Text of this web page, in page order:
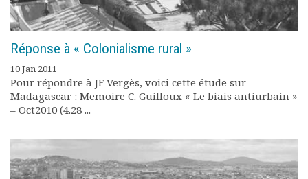
Réponse à « Colonialisme rural »
10 Jan 2011
Pour répondre à JF Vergès, voici cette étude sur
Madagascar : Memoire C. Guilloux « Le biais antiurbain »
– Oct2010 (4.28 ...